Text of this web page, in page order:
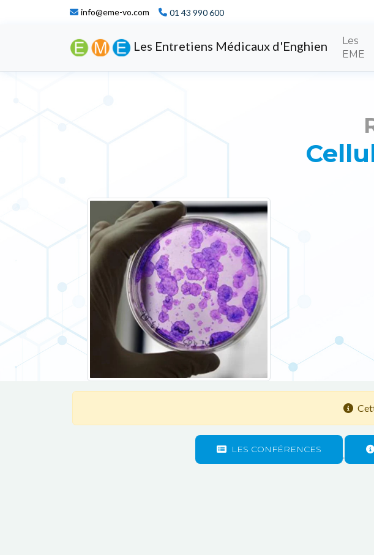
info@eme-vo.com 01 43 990 600
Les Entretiens Médicaux d'Enghien
Les
EME
LES CONFÉRENCES